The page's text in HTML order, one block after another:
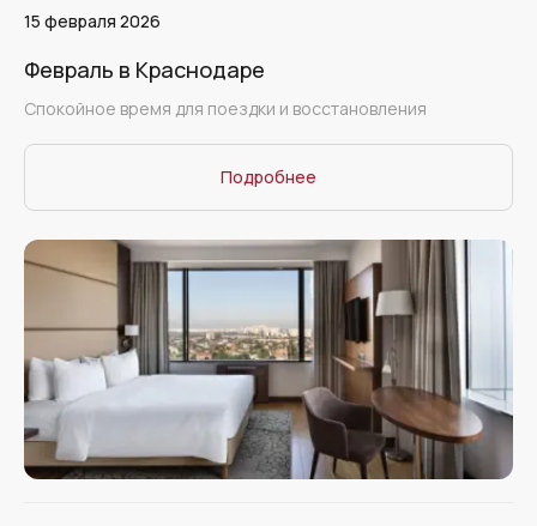
15 февраля 2026
Февраль в Краснодаре
Спокойное время для поездки и восстановления
Подробнее